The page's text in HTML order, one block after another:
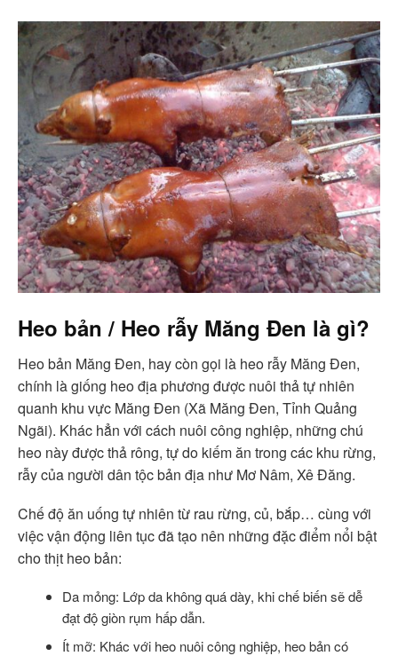
Heo bản / Heo rẫy Măng Đen là gì?
Heo bản Măng Đen, hay còn gọi là heo rẫy Măng Đen,
chính là giống heo địa phương được nuôi thả tự nhiên
quanh khu vực Măng Đen (Xã Măng Đen, Tỉnh Quảng
Ngãi). Khác hẳn với cách nuôi công nghiệp, những chú
heo này được thả rông, tự do kiếm ăn trong các khu rừng,
rẫy của người dân tộc bản địa như Mơ Nâm, Xê Đăng.
Chế độ ăn uống tự nhiên từ rau rừng, củ, bắp… cùng với
việc vận động liên tục đã tạo nên những đặc điểm nổi bật
cho thịt heo bản:
Da mỏng: Lớp da không quá dày, khi chế biến sẽ dễ
đạt độ giòn rụm hấp dẫn.
Ít mỡ: Khác với heo nuôi công nghiệp, heo bản có